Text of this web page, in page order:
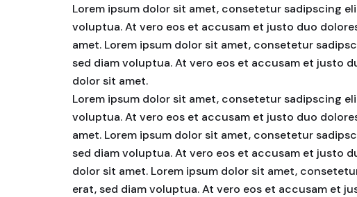
Lorem ipsum dolor sit amet, consetetur sadipscing
voluptua. At vero eos et accusam et justo duo
amet. Lorem ipsum dolor sit amet, consetetur
sed diam voluptua. At vero eos et accusam et justo
dolor sit amet.
Lorem ipsum dolor sit amet, consetetur sadipscing
voluptua. At vero eos et accusam et justo duo
amet. Lorem ipsum dolor sit amet, consetetur
sed diam voluptua. At vero eos et accusam et justo
dolor sit amet. Lorem ipsum dolor sit amet,
erat, sed diam voluptua. At vero eos et accusam et